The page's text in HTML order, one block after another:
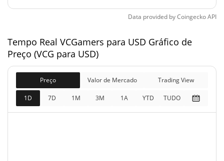
100,000,000 VCG
VCGamers Capitalização de mercado
Capitalização de
mercado
$515,299
3.78%
Totalmente diluído
Limite de mercado
$515,299
3.52%
Data provided byCoingeckoAPI
Tempo Real VCGamers para USD Gráfico de
Preço (VCG para USD)
Preço Valor de Mercado Trading View
1D 7D 1M 3M 1A YTD TUDO